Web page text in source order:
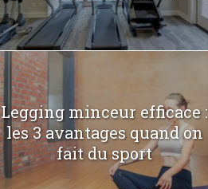
Legging minceur efficace :
les 3 avantages quand on
fait du sport